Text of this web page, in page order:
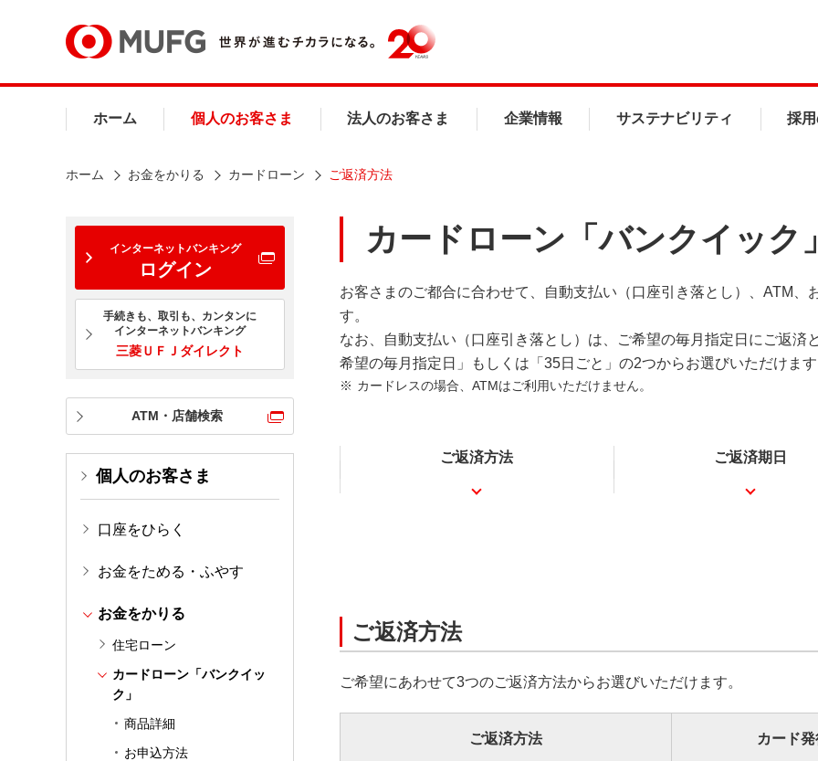
ホーム 個人のお客さま 法人のお客さま 企業情報 サステナビリティ 採
ホーム お金をかりる カードローン ご返済方法
インターネットバンキング
ログイン
手続きも、取引も、カンタンに
インターネットバンキング
三菱ＵＦＪダイレクト
ATM・店舗検索
個人のお客さま
口座をひらく
お金をためる・ふやす
お金をかりる
住宅ローン
カードローン「バンクイッ
ク」
商品詳細
お申込方法
カードローン「バンクイック
お客さまのご都合に合わせて、自動支払い（口座引き落とし）、ATM、
す。
なお、自動支払い（口座引き落とし）は、ご希望の毎月指定日にご返
希望の毎月指定日」もしくは「35日ごと」の2つからお選びいただけます
カードレスの場合、ATMはご利用いただけません。
ご返済方法 ご返済期日
ご返済方法
ご希望にあわせて3つのご返済方法からお選びいただけます。
ご返済方法 カード発